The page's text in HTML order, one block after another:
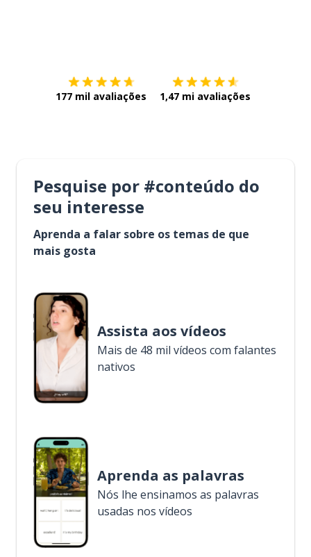
177 mil avaliações 1,47 mi avaliações
Pesquise por #conteúdo do
seu interesse
Aprenda a falar sobre os temas de que
mais gosta
Assista aos vídeos
Mais de 48 mil vídeos com falantes
nativos
Aprenda as palavras
Nós lhe ensinamos as palavras
usadas nos vídeos